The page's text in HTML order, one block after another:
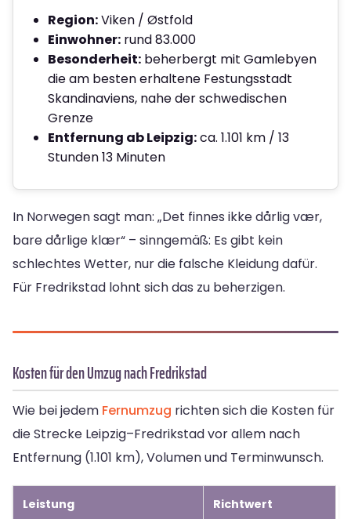
Region:Viken / Østfold
Einwohner: rund 83.000
Besonderheit: beherbergt mit Gamlebyen
die am besten erhaltene Festungsstadt
Skandinaviens, nahe der schwedischen
Grenze
Entfernung ab Leipzig:ca. 1.101 km / 13
Stunden 13 Minuten
In Norwegen sagt man: „Det finnes ikke dårlig vær,
bare dårlige klær“ – sinngemäß: Es gibt kein
schlechtes Wetter, nur die falsche Kleidung dafür.
Für Fredrikstad lohnt sich das zu beherzigen.
Kosten für den Umzug nach Fredrikstad
Wie bei jedem Fernumzug richten sich die Kosten für
die Strecke Leipzig–Fredrikstad vor allem nach
Entfernung (1.101 km), Volumen und Terminwunsch.
Leistung Richtwert